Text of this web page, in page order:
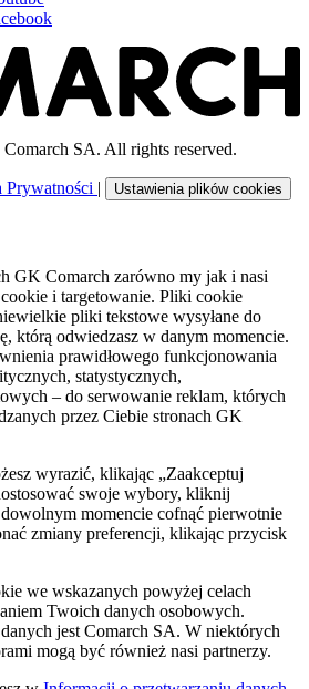
SA. All rights reserved.
Prywatności | Ustawienia plików cookies
GK Comarch zarówno my jak i nasi
i targetowanie. Pliki cookie
pliki tekstowe wysyłane do
którą odwiedzasz w danym momencie.
prawidłowego funkcjonowania
statystycznych,
– do serwowanie reklam, których
przez Ciebie stronach GK
wyrazić, klikając „Zaakceptuj
swoje wybory, kliknij
momencie cofnąć pierwotnie
zmiany preferencji, klikając przycisk
we wskazanych powyżej celach
Twoich danych osobowych.
jest Comarch SA. W niektórych
mogą być również nasi partnerzy.